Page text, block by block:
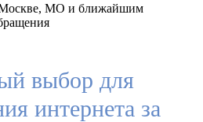
МО и ближайшим
выбор для
интернета за